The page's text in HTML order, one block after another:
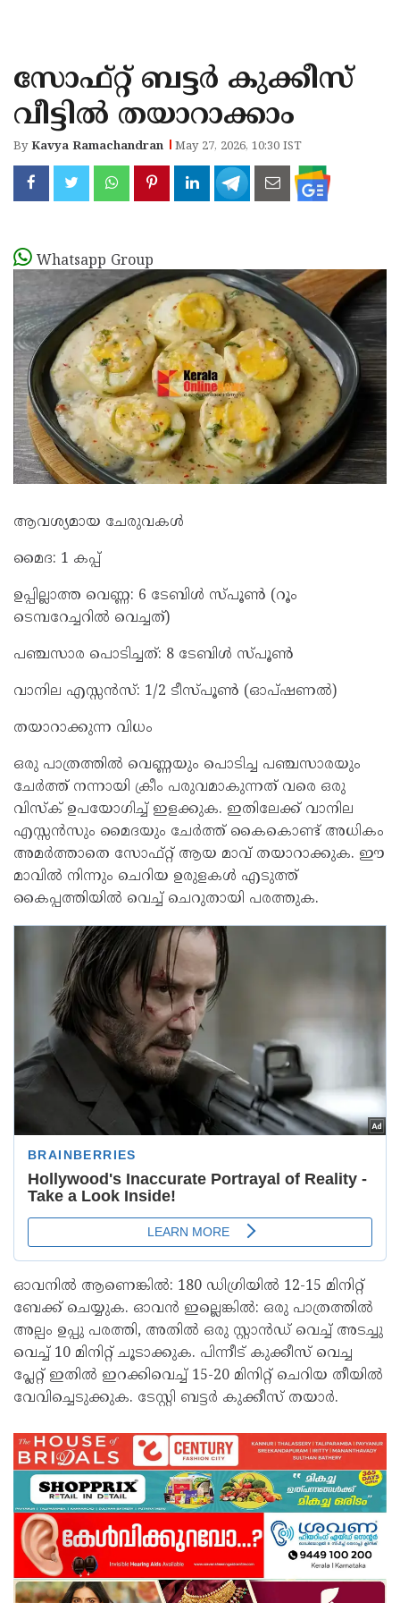
KANNUR
KASARAGOD
സോഫ്റ്റ് ബട്ടർ കുക്കീസ്
വീട്ടിൽ തയാറാക്കാം
ByKavya Ramachandran May 27, 2026, 10:30 IST
Whatsapp Group
ആവശ്യമായ ചേരുവകൾ
മൈദ: 1 കപ്പ്
ഉപ്പില്ലാത്ത വെണ്ണ: 6 ടേബിൾ സ്പൂൺ (റൂം
ടെമ്പറേച്ചറിൽ വെച്ചത്)
പഞ്ചസാര പൊടിച്ചത്: 8 ടേബിൾ സ്പൂൺ
വാനില എസ്സൻസ്: 1/2 ടീസ്പൂൺ (ഓപ്ഷണൽ)
തയാറാക്കുന്ന വിധം
ഒരു പാത്രത്തിൽ വെണ്ണയും പൊടിച്ച പഞ്ചസാരയും
ചേർത്ത് നന്നായി ക്രീം പരുവമാകുന്നത് വരെ ഒരു
വിസ്ക് ഉപയോഗിച്ച് ഇളക്കുക. ഇതിലേക്ക് വാനില
എസ്സൻസും മൈദയും ചേർത്ത് കൈകൊണ്ട് അധികം
അമർത്താതെ സോഫ്റ്റ് ആയ മാവ് തയാറാക്കുക. ഈ
മാവിൽ നിന്നും ചെറിയ ഉരുളകൾ എടുത്ത്
കൈപ്പത്തിയിൽ വെച്ച് ചെറുതായി പരത്തുക.
ഓവനിൽ ആണെങ്കിൽ: 180 ഡിഗ്രിയിൽ 12-15 മിനിറ്റ്
ബേക്ക് ചെയ്യുക. ഓവൻ ഇല്ലെങ്കിൽ: ഒരു പാത്രത്തിൽ
അല്പം ഉപ്പു പരത്തി, അതിൽ ഒരു സ്റ്റാൻഡ് വെച്ച് അടച്ചു
വെച്ച് 10 മിനിറ്റ് ചൂടാക്കുക. പിന്നീട് കുക്കീസ് വെച്ച
പ്ലേറ്റ് ഇതിൽ ഇറക്കിവെച്ച് 15-20 മിനിറ്റ് ചെറിയ തീയിൽ
വേവിച്ചെടുക്കുക. ടേസ്റ്റി ബട്ടർ കുക്കീസ് തയാർ.